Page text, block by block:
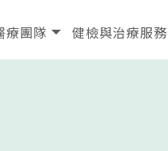
療團隊
療團隊
健檢與治療服務
健檢與治療服務